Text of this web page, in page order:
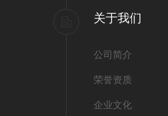
关于我们
公司简介
荣誉资质
企业文化